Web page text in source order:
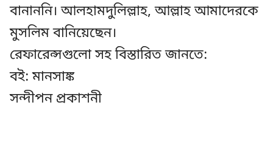
বানাননি। আলহামদুলিল্লাহ, আল্লাহ আমাদেরকে
মুসলিম বানিয়েছেন।
রেফারেন্সগুলো সহ বিস্তারিত জানতে:
বই: মানসাঙ্ক
সন্দীপন প্রকাশনী